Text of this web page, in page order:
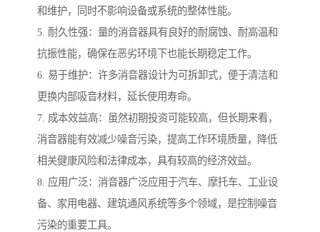
和维护，同时不影响设备或系统的整体性能。
5. 耐久性强：量的消音器具有良好的耐腐蚀、耐高温和
抗振性能，确保在恶劣环境下也能长期稳定工作。
6. 易于维护：许多消音器设计为可拆卸式，便于清洁和
更换内部吸音材料，延长使用寿命。
7. 成本效益高：虽然初期投资可能较高，但长期来看，
消音器能有效减少噪音污染，提高工作环境质量，降低
相关健康风险和法律成本，具有较高的经济效益。
8. 应用广泛：消音器广泛应用于汽车、摩托车、工业设
备、家用电器、建筑通风系统等多个领域，是控制噪音
污染的重要工具。